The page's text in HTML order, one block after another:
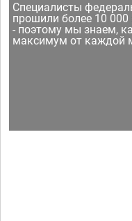
Специалисты
прошили более 10
- поэтому мы знаем,
максимум от каждой